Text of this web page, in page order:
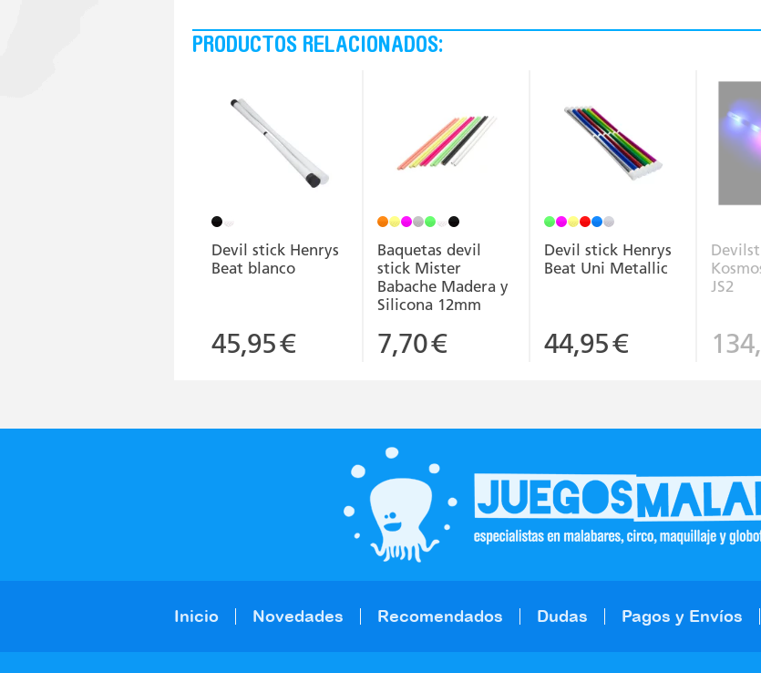
PRODUCTOS RELACIONADOS:
Devil stick Henrys
Beat blanco
45,95€
Baquetas devil
stick Mister
Babache Madera y
Silicona 12mm
7,70€
Devil stick Henrys
Beat Uni Metallic
44,95€
JS2
Inicio Novedades Recomendados Dudas Pagos y Envíos